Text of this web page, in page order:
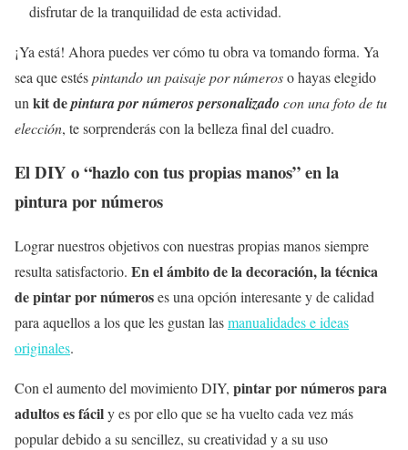
disfrutar de la tranquilidad de esta actividad.
¡Ya está! Ahora puedes ver cómo tu obra va tomando forma. Ya
sea que estéspintando un paisaje por númeroso hayas elegido
un kit depintura por números personalizado con una foto de tu
elección, te sorprenderás con la belleza final del cuadro.
El DIY o “hazlo con tus propias manos” en la
pintura por números
Lograr nuestros objetivos con nuestras propias manos siempre
resulta satisfactorio. En el ámbito de la decoración, la técnica
de pintar por númeroses una opción interesante y de calidad
para aquellos a los que les gustan lasmanualidades e ideas
originales.
Con el aumento del movimiento DIY, pintar por números para
adultos es fácily es por ello que se ha vuelto cada vez más
popular debido a su sencillez, su creatividad y a su uso